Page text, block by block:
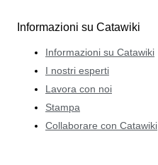
Informazioni su Catawiki
Informazioni su Catawiki
I nostri esperti
Lavora con noi
Stampa
Collaborare con Catawiki